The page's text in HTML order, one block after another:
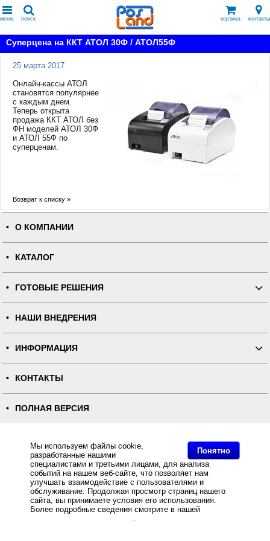
Понятно
Мы используем файлы cookie,
разработанные нашими
специалистами и третьими лицами, для анализа
событий на нашем веб-сайте, что позволяет нам
улучшать взаимодействие с пользователями и
обслуживание. Продолжая просмотр страниц нашего
сайта, вы принимаете условия его использования.
Более подробные сведения смотрите в нашей
.
меню поиск корзина контакты
Суперцена на ККТ АТОЛ 30Ф / АТОЛ55Ф
25 марта 2017
Онлайн-кассы АТОЛ
становятся популярнее
с каждым днем.
Теперь открыта
продажа ККТ АТОЛ без
ФН моделей АТОЛ 30Ф
и АТОЛ 55Ф по
суперценам.
Возврат к списку »
О КОМПАНИИ
КАТАЛОГ
ГОТОВЫЕ РЕШЕНИЯ
НАШИ ВНЕДРЕНИЯ
ИНФОРМАЦИЯ
КОНТАКТЫ
ПОЛНАЯ ВЕРСИЯ
Все права защищены, ООО "ПОСЛЭНД" © 2008-2026.
Политика конфиденциальности
Основное: Суперцена на ККТ АТОЛ 30Ф / АТОЛ55Ф, Суперцена на ККТ АТОЛ 30Ф / АТОЛ55Ф,
Суперцена на ККТ АТОЛ 30Ф / АТОЛ55Ф, Суперцена на ККТ АТОЛ 30Ф / АТОЛ55Ф.